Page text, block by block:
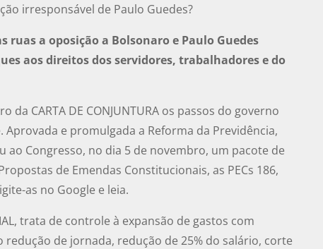
irresponsável de Paulo Guedes?
ruas a oposição a Bolsonaro e Paulo Guedes
aos direitos dos servidores, trabalhadores e do
CARTA DE CONJUNTURA os passos do governo
e promulgada a Reforma da Previdência,
ao Congresso, no dia 5 de novembro, um pacote de
de Emendas Constitucionais, as PECs 186,
as no Google e leia.
trata de controle à expansão de gastos com
de jornada, redução de 25% do salário, corte